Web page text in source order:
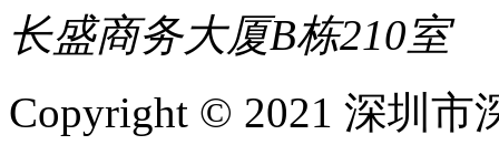
长盛商务大厦B栋210室
Copyright © 2021 深圳市